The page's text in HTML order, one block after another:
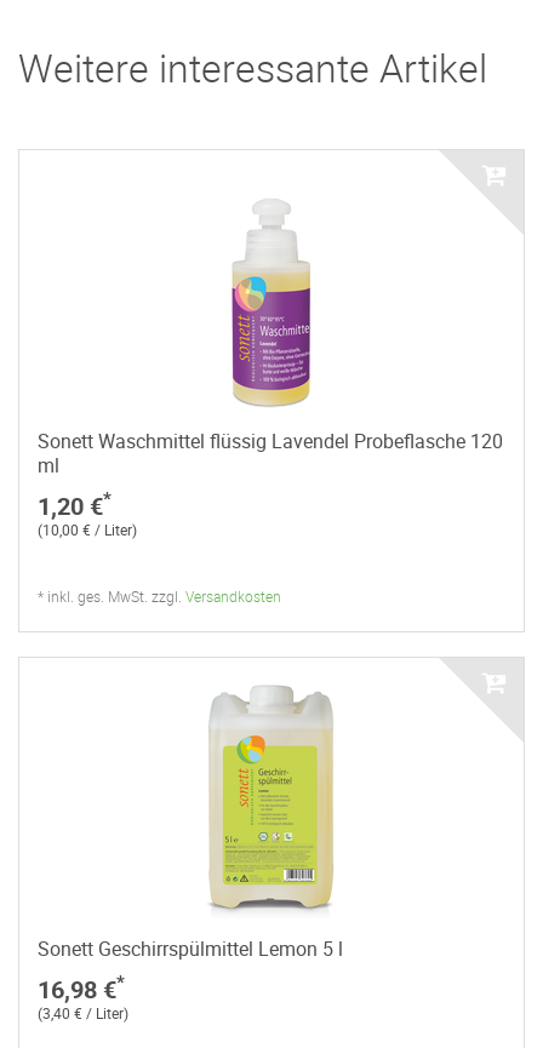
Weitere interessante Artikel
Sonett Waschmittel flüssig Lavendel Probeflasche 120
ml
1,20 €*
(10,00 € / Liter)
* inkl. ges. MwSt. zzgl. Versandkosten
Sonett Geschirrspülmittel Lemon 5 l
16,98 €*
(3,40 € / Liter)